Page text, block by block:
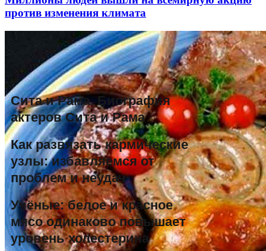
Сита и Рама. Биография
актеров Сита и Рама
Как развязать кармические
узлы: избавляемся от
проблем и неудач
Учёные: белое и красное
мясо одинаково повышает
уровень холестерина
против изменения климата